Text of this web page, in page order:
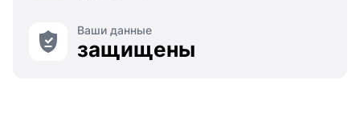
Ваши данные
защищены